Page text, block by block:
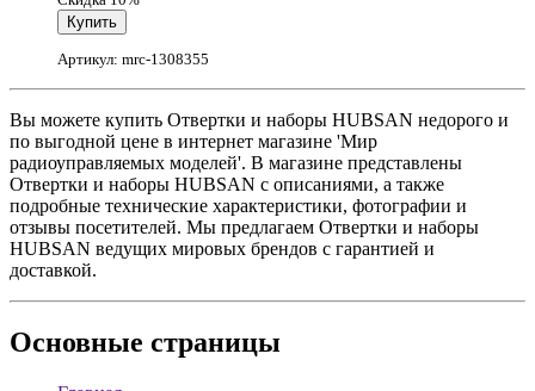
Артикул: mrc-1308355
Вы можете купить Отвертки и наборы HUBSAN недорого и
по выгодной цене в интернет магазине 'Мир
радиоуправляемых моделей'. В магазине представлены
Отвертки и наборы HUBSAN с описаниями, а также
подробные технические характеристики, фотографии и
отзывы посетителей. Мы предлагаем Отвертки и наборы
HUBSAN ведущих мировых брендов с гарантией и
доставкой.
Основные страницы